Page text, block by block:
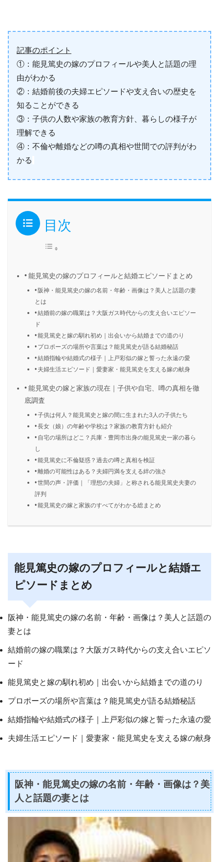
記事のポイント
①：能見篤史の嫁のプロフィールや美人と話題の理
由がわかる
②：結婚前後の夫婦エピソードや支え合いの歴史を
知ることができる
③：子供の人数や家族の教育方針、暮らしの様子が
理解できる
④：不倫や離婚などの噂の真相や世間での評判がわ
かる
目次
能見篤史の嫁のプロフィールと結婚エピソードまとめ
阪神・能見篤史の嫁の名前・年齢・画像は？美人と話題の妻
とは
結婚前の嫁の職業は？大阪ガス時代からの支え合いエピソー
ド
能見篤史と嫁の馴れ初め｜出会いから結婚までの道のり
プロポーズの場所や言葉は？能見篤史が語る結婚秘話
結婚指輪や結婚式の様子｜上戸彩似の嫁と誓った永遠の愛
夫婦生活エピソード｜愛妻家・能見篤史を支える嫁の献身
能見篤史の嫁と家族の現在｜子供や自宅、噂の真相を徹
底調査
子供は何人？能見篤史と嫁の間に生まれた3人の子供たち
長女（娘）の年齢や学校は？家族の教育方針も紹介
自宅の場所はどこ？兵庫・豊岡市出身の能見篤史一家の暮ら
し
能見篤史に不倫疑惑？過去の噂と真相を検証
離婚の可能性はある？夫婦円満を支える絆の強さ
世間の声・評価｜「理想の夫婦」と称される能見篤史夫妻の
評判
能見篤史の嫁と家族のすべてがわかる総まとめ
能見篤史の嫁のプロフィールと結婚エ
ピソードまとめ
阪神・能見篤史の嫁の名前・年齢・画像は？美人と話題の
妻とは
結婚前の嫁の職業は？大阪ガス時代からの支え合いエピソ
ード
能見篤史と嫁の馴れ初め｜出会いから結婚までの道のり
プロポーズの場所や言葉は？能見篤史が語る結婚秘話
結婚指輪や結婚式の様子｜上戸彩似の嫁と誓った永遠の愛
夫婦生活エピソード｜愛妻家・能見篤史を支える嫁の献身
阪神・能見篤史の嫁の名前・年齢・画像は？美
人と話題の妻とは